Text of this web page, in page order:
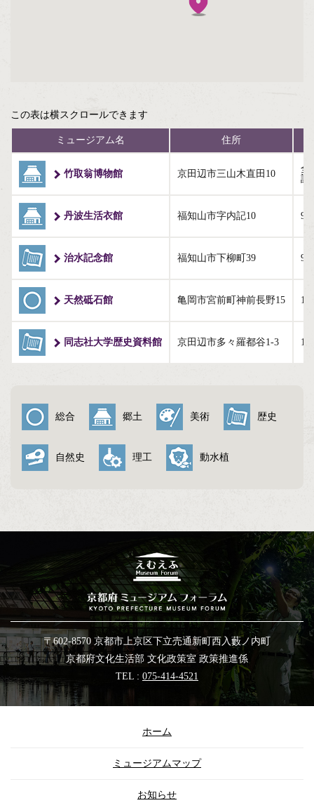
精華町（1）
伊根町（1）
この表は横スクロールできます
ミュージアム名 住所
竹取翁博物館 京田辺市三山木直田10
全
詳
丹波生活衣館 福知山市字内記10
治水記念館 福知山市下柳町39
天然砥石館 亀岡市宮前町神前長野15
同志社大学歴史資料館 京田辺市多々羅都谷1-3
総合 郷土 美術 歴史
自然史 理工 動水植
〒602-8570 京都市上京区下立売通新町西入藪ノ内町
京都府文化生活部 文化政策室 政策推進係
TEL : 075-414-4521
ホーム
ミュージアムマップ
お知らせ